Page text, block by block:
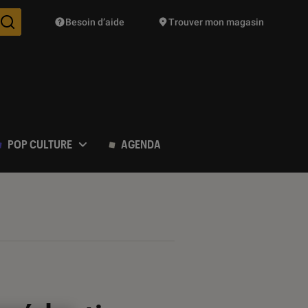
Des suggestions de produits vont vous être proposées
Besoin d’aide Trouver mon magasin
POP CULTURE AGENDA